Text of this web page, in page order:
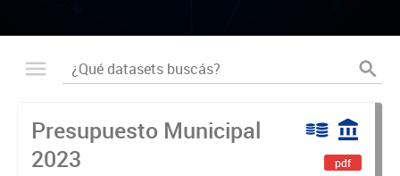
Presupuesto Municipal
2023
pdf